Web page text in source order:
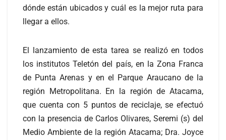
dónde están ubicados y cuál es la mejor ruta para
llegar a ellos.
El lanzamiento de esta tarea se realizó en todos
los institutos Teletón del país, en la Zona Franca
de Punta Arenas y en el Parque Araucano de la
región Metropolitana. En la región de Atacama,
que cuenta con 5 puntos de reciclaje, se efectuó
con la presencia de Carlos Olivares, Seremi (s) del
Medio Ambiente de la región Atacama; Dra. Joyce